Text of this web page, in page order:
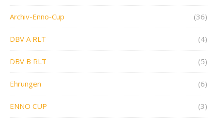
Archiv-Enno-Cup (36)
DBV A RLT (4)
DBV B RLT (5)
Ehrungen (6)
ENNO CUP (3)